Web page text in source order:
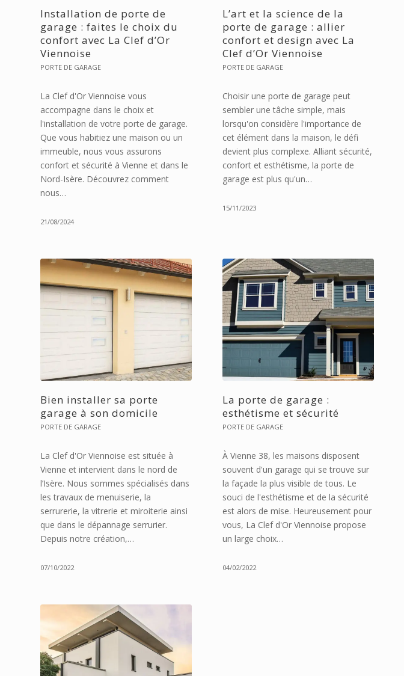
Installation de porte de
garage : faites le choix du
confort avec La Clef d’Or
Viennoise
PORTE DE GARAGE
La Clef d'Or Viennoise vous
accompagne dans le choix et
l'installation de votre porte de garage.
Que vous habitiez une maison ou un
immeuble, nous vous assurons
confort et sécurité à Vienne et dans le
Nord-Isère. Découvrez comment
nous…
21/08/2024
L’art et la science de la
porte de garage : allier
confort et design avec La
Clef d’Or Viennoise
PORTE DE GARAGE
Choisir une porte de garage peut
sembler une tâche simple, mais
lorsqu'on considère l'importance de
cet élément dans la maison, le défi
devient plus complexe. Alliant sécurité,
confort et esthétisme, la porte de
garage est plus qu'un…
15/11/2023
Bien installer sa porte
garage à son domicile
PORTE DE GARAGE
La Clef d'Or Viennoise est située à
Vienne et intervient dans le nord de
l’Isère. Nous sommes spécialisés dans
les travaux de menuiserie, la
serrurerie, la vitrerie et miroiterie ainsi
que dans le dépannage serrurier.
Depuis notre création,…
07/10/2022
La porte de garage :
esthétisme et sécurité
PORTE DE GARAGE
À Vienne 38, les maisons disposent
souvent d'un garage qui se trouve sur
la façade la plus visible de tous. Le
souci de l'esthétisme et de la sécurité
est alors de mise. Heureusement pour
vous, La Clef d'Or Viennoise propose
un large choix…
04/02/2022